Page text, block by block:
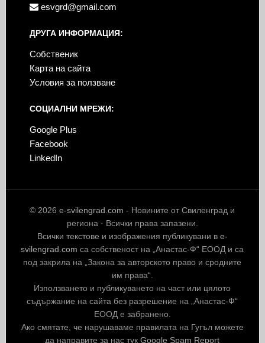
esvgrd@gmail.com
ДРУГА ИНФОРМАЦИЯ:
Собственик
Карта на сайта
Условия за ползване
СОЦИАЛНИ МРЕЖИ:
Google Plus
Facebook
LinkedIn
© 2026e-svilengrad.com - Новините от Свиленград и
региона · Всички права запазени.
Всички текстове и изображения публикувани в e-
svilengrad.com са собственост на „Анастас-Ф“ ЕООД и са
под закрила на „Закона за авторското право и сродните
им права“.
Използването и публикуването на част или цялото
съдържание на сайта без разрешение на „Анастас-Ф“
ЕООД е забранено.
Ако смятате, че нарушаваме правилата на Гугъл можете
да направите за нас тукGoogle Spam Report